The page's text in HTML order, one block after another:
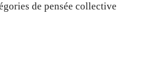
de pensée collective